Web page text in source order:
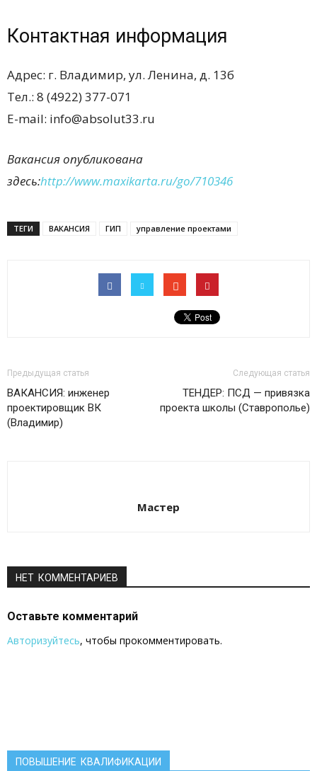
Контактная информация
Адрес: г. Владимир, ул. Ленина, д. 13б
Тел.: 8 (4922) 377-071
E-mail: info@absolut33.ru
Вакансия опубликована
здесь:http://www.maxikarta.ru/go/710346
ТЕГИ ВАКАНСИЯ ГИП управление проектами
Предыдущая статья
ВАКАНСИЯ: инженер
проектировщик ВК
(Владимир)
Следующая статья
ТЕНДЕР: ПСД — привязка
проекта школы (Ставрополье)
Мастер
НЕТ КОММЕНТАРИЕВ
Оставьте комментарий
Авторизуйтесь, чтобы прокомментировать.
ПОВЫШЕНИЕ КВАЛИФИКАЦИИ